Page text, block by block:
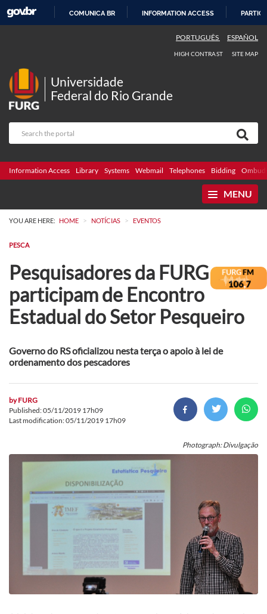
COMUNICA BR INFORMATION ACCESS
PORTUGUÊS ESPAÑOL
HIGH CONTRAST SITE MAP
Universidade
Federal do Rio Grande
Information Access Library Systems Webmail Telephones Bidding
MENU
YOU ARE HERE: HOME > NOTÍCIAS > EVENTOS
PESCA
Pesquisadores da FURG
participam de Encontro
Estadual do Setor Pesqueiro
Governo do RS oficializou nesta terça o apoio à lei de
ordenamento dos pescadores
byFURG
Published: 05/11/2019 17h09
Last modification: 05/11/2019 17h09
Photograph: Divulgação